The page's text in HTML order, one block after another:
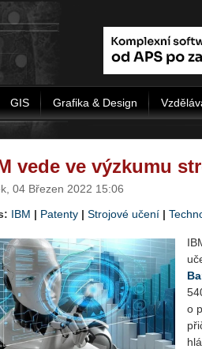
GIS Grafika & Design
vede ve výzkumu
04 Březen 2022 15:06
IBM | Patenty | Strojové učení |
o